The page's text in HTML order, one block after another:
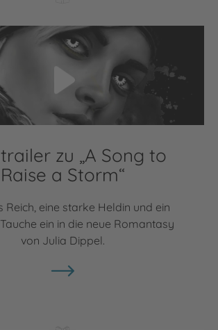
zu „A Song to
Raise a Storm“
Reich, eine starke Heldin und ein
ein in die neue Romantasy
von Julia Dippel.